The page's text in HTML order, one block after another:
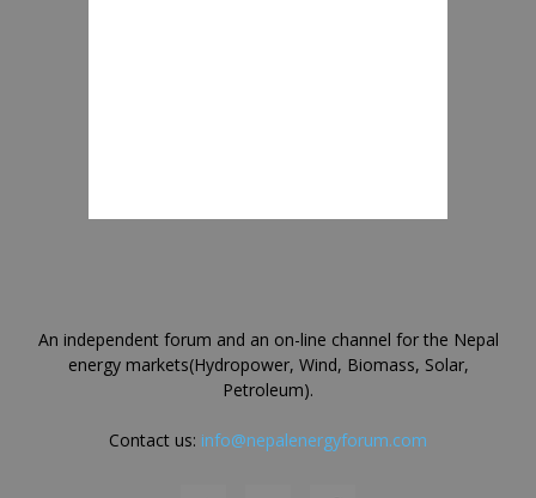
An independent forum and an on-line channel for the Nepal
energy markets(Hydropower, Wind, Biomass, Solar,
Petroleum).
Contact us: info@nepalenergyforum.com